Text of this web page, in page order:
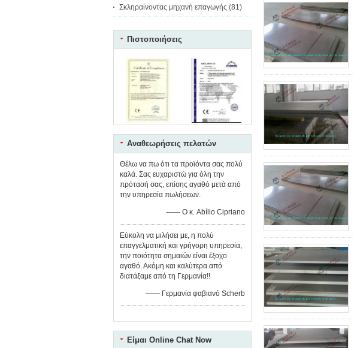
Σκληραίνοντας μηχανή επαγωγής (81)
Πιστοποιήσεις
Αναθεωρήσεις πελατών
Θέλω να πω ότι τα προϊόντα σας πολύ
καλά. Σας ευχαριστώ για όλη την
πρότασή σας, επίσης αγαθό μετά από
την υπηρεσία πωλήσεων.
—— Ο κ. Abílio Cipriano
Εύκολη να μιλήσει με, η πολύ
επαγγελματική και γρήγορη υπηρεσία,
την ποιότητα σημαιών είναι έξοχο
αγαθό. Ακόμη και καλύτερα από
διατάξαμε από τη Γερμανία!!
—— Γερμανία φαβιανό Scherb
Είμαι Online Chat Now